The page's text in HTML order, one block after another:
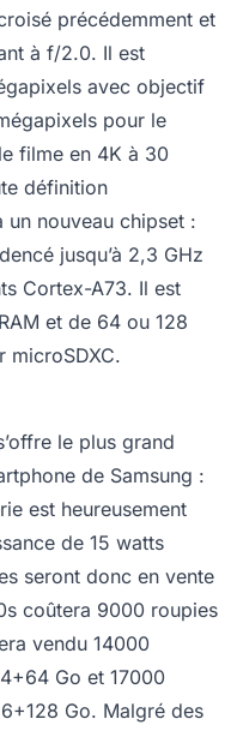
précédemment et
à f/2.0. Il est
avec objectif
pour le
filme en 4K à 30
définition
un nouveau chipset :
jusqu’à 2,3 GHz
Cortex-A73. Il est
et de 64 ou 128
microSDXC.
le plus grand
de Samsung :
est heureusement
de 15 watts
seront donc en vente
coûtera 9000 roupies
vendu 14000
Go et 17000
Go. Malgré des